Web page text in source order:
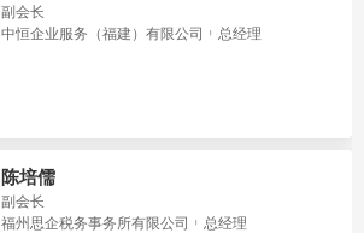
副会长
中恒企业服务（福建）有限公司
总经理
陈培儒
副会长
福州思企税务事务所有限公司
总经理